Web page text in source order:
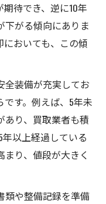
待でき、逆に10年
下がる傾向にありま
おいても、この傾
全装備が充実してお
す。例えば、5年未
あり、買取業者も積
以上経過している
り、値段が大きく
類や整備記録を準備